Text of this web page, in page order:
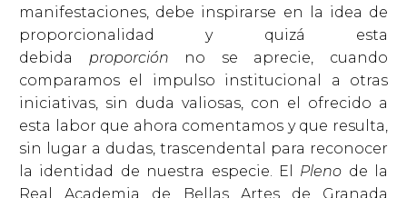
manifestaciones, debe inspirarse en la idea de
proporcionalidad y quizá esta
debida
proporción
no se aprecie, cuando
comparamos el impulso institucional a otras
iniciativas, sin duda valiosas, con el ofrecido a
esta labor que ahora comentamos y que resulta,
sin lugar a dudas, trascendental para reconocer
la identidad de nuestra especie. El
Pleno de la
Real Academia de Bellas Artes de Granada